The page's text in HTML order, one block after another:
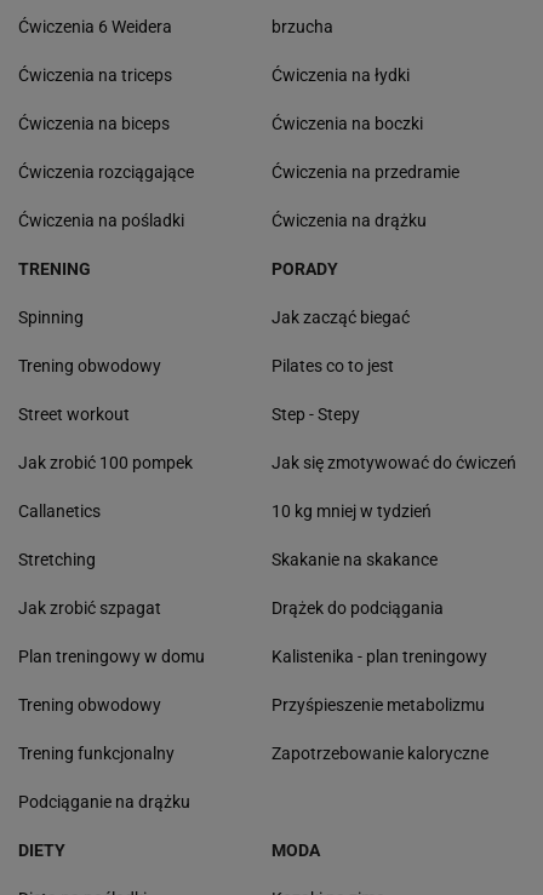
Ćwiczenia 6 Weidera
Ćwiczenia na triceps
Ćwiczenia na biceps
Ćwiczenia rozciągające
Ćwiczenia na pośladki
brzucha
Ćwiczenia na łydki
Ćwiczenia na boczki
Ćwiczenia na przedramie
Ćwiczenia na drążku
TRENING
Spinning
Trening obwodowy
Street workout
Jak zrobić 100 pompek
Callanetics
Stretching
Jak zrobić szpagat
Plan treningowy w domu
Trening obwodowy
Trening funkcjonalny
Podciąganie na drążku
PORADY
Jak zacząć biegać
Pilates co to jest
Step - Stepy
Jak się zmotywować do ćwiczeń
10 kg mniej w tydzień
Skakanie na skakance
Drążek do podciągania
Kalistenika - plan treningowy
Przyśpieszenie metabolizmu
Zapotrzebowanie kaloryczne
DIETY MODA